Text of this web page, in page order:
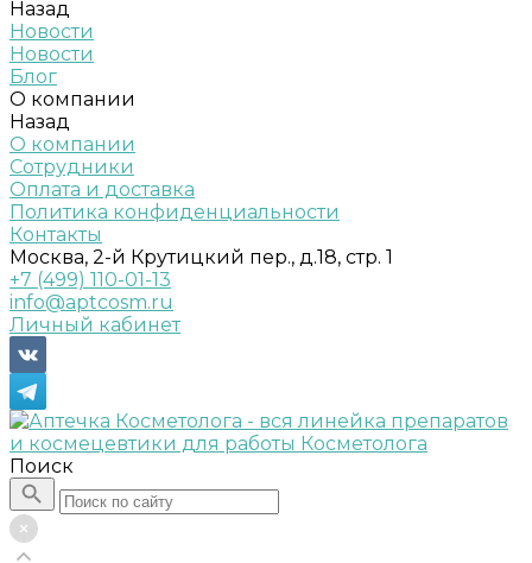
Назад
Новости
Новости
Блог
О компании
Назад
О компании
Сотрудники
Оплата и доставка
Политика конфиденциальности
Контакты
Москва, 2-й Крутицкий пер., д.18, стр. 1
+7 (499) 110-01-13
info@aptcosm.ru
Личный кабинет
Поиск